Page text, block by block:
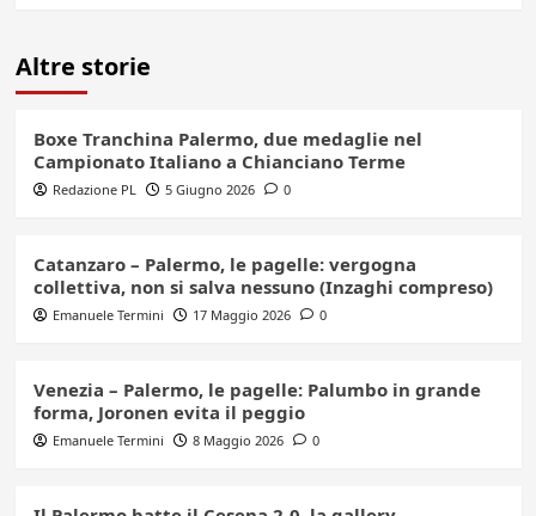
Altre storie
Boxe Tranchina Palermo, due medaglie nel
Campionato Italiano a Chianciano Terme
Redazione PL 5 Giugno 2026 0
Catanzaro – Palermo, le pagelle: vergogna
collettiva, non si salva nessuno (Inzaghi compreso)
Emanuele Termini 17 Maggio 2026 0
Venezia – Palermo, le pagelle: Palumbo in grande
forma, Joronen evita il peggio
Emanuele Termini 8 Maggio 2026 0